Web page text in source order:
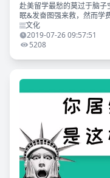
赴美留学最愁的莫过于脑
眠&发奋图强来救，然而学
费，腰包空空却是很难扭转
销上省钱呢？快来看下吧
文化
2019-07-26 09:57:51
5208